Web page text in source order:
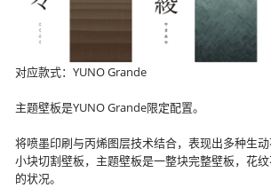
对应款式：YUNO Grande
主题壁板是YUNO Grande限定配置。
将喷墨印刷与丙烯图层技术结合，表现出多种生
小块切割壁板，主题壁板是一整块完整壁板，花
的状况。